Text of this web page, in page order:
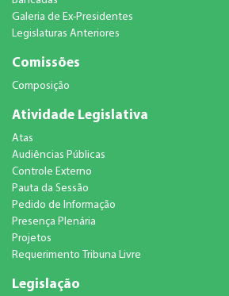
Galeria de Ex-Presidentes
Legislaturas Anteriores
Comissões
Composição
Atividade Legislativa
Atas
Audiências Públicas
Controle Externo
Pauta da Sessão
Pedido de Informação
Presença Plenária
Projetos
Requerimento Tribuna Livre
Legislação